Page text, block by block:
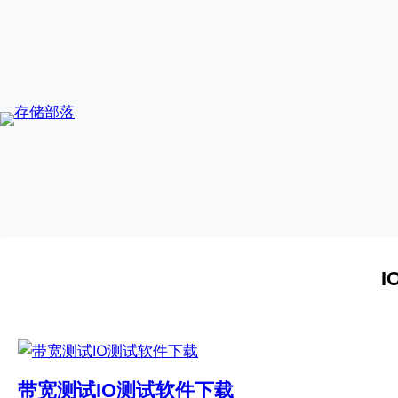
带宽测试IO测试软件下载